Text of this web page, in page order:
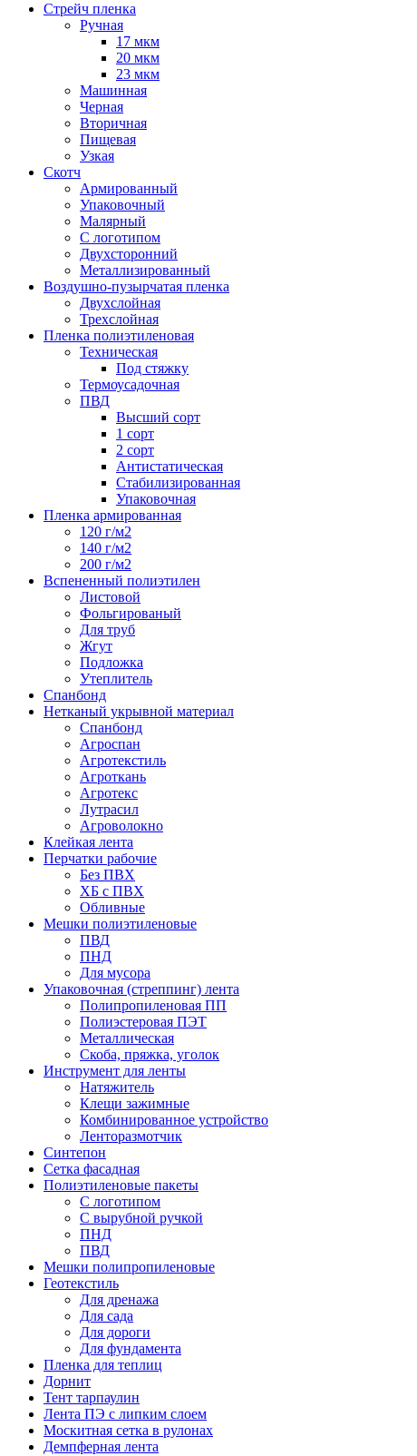
Стрейч пленка
Ручная
17 мкм
20 мкм
23 мкм
Машинная
Черная
Вторичная
Пищевая
Узкая
Скотч
Армированный
Упаковочный
Малярный
С логотипом
Двухсторонний
Металлизированный
Воздушно-пузырчатая пленка
Двухслойная
Трехслойная
Пленка полиэтиленовая
Техническая
Под стяжку
Термоусадочная
ПВД
Высший сорт
1 сорт
2 сорт
Антистатическая
Стабилизированная
Упаковочная
Пленка армированная
120 г/м2
140 г/м2
200 г/м2
Вспененный полиэтилен
Листовой
Фольгированый
Для труб
Жгут
Подложка
Утеплитель
Спанбонд
Нетканый укрывной материал
Спанбонд
Агроспан
Агротекстиль
Агроткань
Агротекс
Лутрасил
Агроволокно
Клейкая лента
Перчатки рабочие
Без ПВХ
ХБ с ПВХ
Обливные
Мешки полиэтиленовые
ПВД
ПНД
Для мусора
Упаковочная (стреппинг) лента
Полипропиленовая ПП
Полиэстеровая ПЭТ
Металлическая
Скоба, пряжка, уголок
Инструмент для ленты
Натяжитель
Клещи зажимные
Комбинированное устройство
Ленторазмотчик
Синтепон
Сетка фасадная
Полиэтиленовые пакеты
С логотипом
С вырубной ручкой
ПНД
ПВД
Мешки полипропиленовые
Геотекстиль
Для дренажа
Для сада
Для дороги
Для фундамента
Пленка для теплиц
Дорнит
Тент тарпаулин
Лента ПЭ с липким слоем
Москитная сетка в рулонах
Демпферная лента